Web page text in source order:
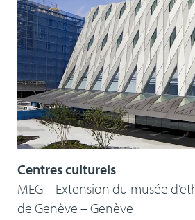
Centres culturels
MEG – Extension du musée
de Genève – Genève